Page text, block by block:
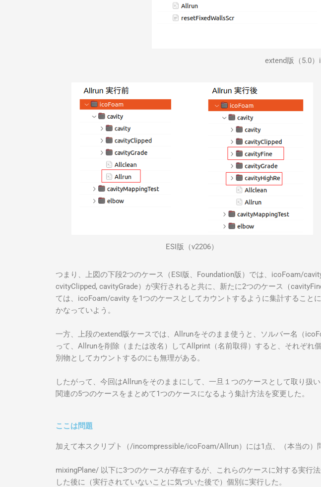
extend版（5.0
ESI版（v2206）
つまり、上図の下段2つのケース（ESI版、Foundation版）では、icoFoam/
cvityClipped, cavityGrade）が実行されると共に、新たに2つのケース（
ては、icoFoam/cavity を1つのケースとしてカウントするように集計すること
かなっていよう。
一方、上段のextend版ケースでは、Allrunをそのまま使うと、ソルバー名（
って、Allrunを削除（または改名）してAllprint（名前取得）すると、それぞ
別物としてカウントするのにも無理がある。
したがって、今回はAllrunをそのままにして、一旦１つのケースとして取り
関連の5つのケースをまとめて1つのケースになるよう集計方法を変更した。
ここは問題
加えて本スクリプト（/incompressible/icoFoam/Allrun）には1点、（本当の）
mixingPlane/ 以下に3つのケースが存在するが、これらのケースに対する実
した後に（実行されていないことに気づいた後で）個別に実行した。